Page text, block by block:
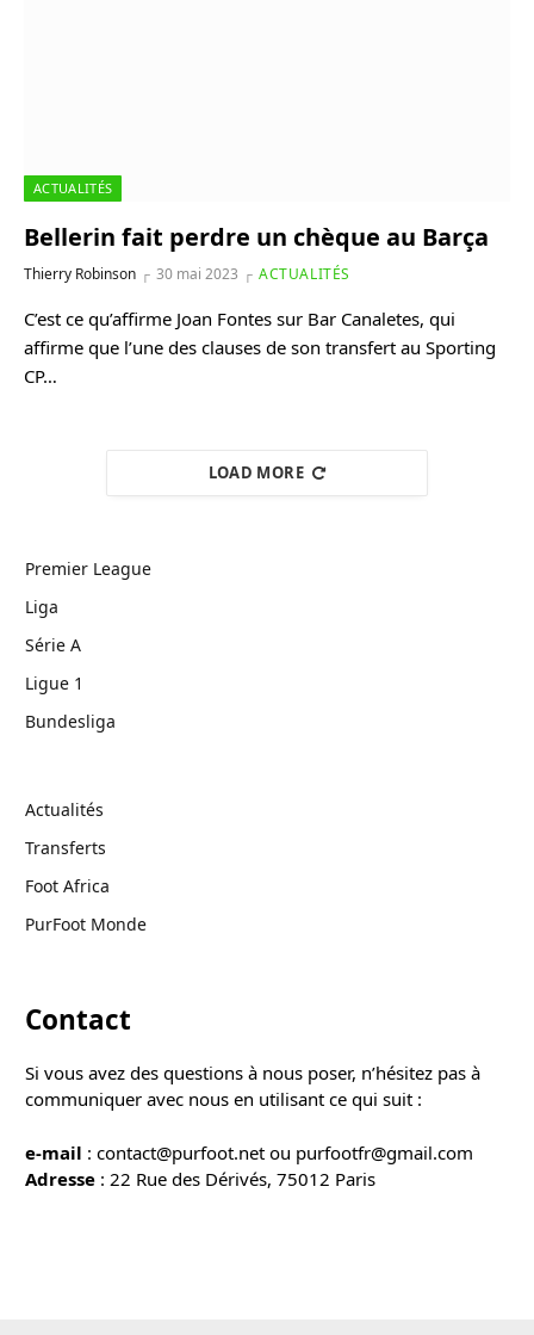
ACTUALITÉS
Bellerin fait perdre un chèque au Barça
Thierry Robinson 30 mai 2023 ACTUALITÉS
C’est ce qu’affirme Joan Fontes sur Bar Canaletes, qui
affirme que l’une des clauses de son transfert au Sporting
CP…
LOAD MORE
Premier League
Liga
Série A
Ligue 1
Bundesliga
Actualités
Transferts
Foot Africa
PurFoot Monde
Contact
Si vous avez des questions à nous poser, n’hésitez pas à
communiquer avec nous en utilisant ce qui suit :
e-mail : contact@purfoot.net ou purfootfr@gmail.com
Adresse : 22 Rue des Dérivés, 75012 Paris